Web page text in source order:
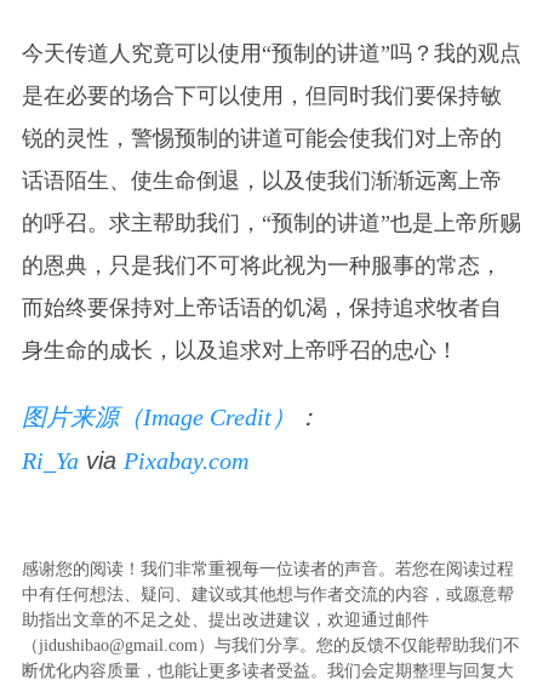
今天传道人究竟可以使用“预制的讲道”吗？我的观点
是在必要的场合下可以使用，但同时我们要保持敏
锐的灵性，警惕预制的讲道可能会使我们对上帝的
话语陌生、使生命倒退，以及使我们渐渐远离上帝
的呼召。求主帮助我们，“预制的讲道”也是上帝所赐
的恩典，只是我们不可将此视为一种服事的常态，
而始终要保持对上帝话语的饥渴，保持追求牧者自
身生命的成长，以及追求对上帝呼召的忠心！
图片来源（Image Credit）
：
Ri_Yavia Pixabay.com
感谢您的阅读！我们非常重视每一位读者的声音。若您在阅读过程
中有任何想法、疑问、建议或其他想与作者交流的内容，或愿意帮
助指出文章的不足之处、提出改进建议，欢迎通过邮件
（jidushibao@gmail.com）与我们分享。您的反馈不仅能帮助我们不
断优化内容质量，也能让更多读者受益。我们会定期整理与回复大